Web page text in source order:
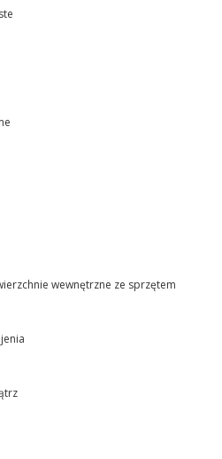
wewnętrzne ze sprzętem